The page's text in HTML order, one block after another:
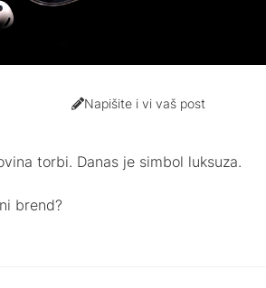
Napišite i vi vaš post
torbi. Danas je simbol luksuza.
brend?